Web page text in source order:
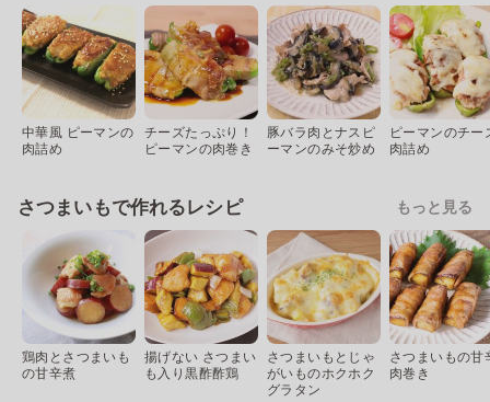
中華風 ピーマンの
肉詰め
チーズたっぷり！
ピーマンの肉巻き
豚バラ肉とナスピ
ーマンのみそ炒め
ピーマンのチー
肉詰め
さつまいもで作れるレシピ もっと見る
鶏肉とさつまいも
の甘辛煮
揚げない さつまい
も入り黒酢酢鶏
さつまいもとじゃ
がいものホクホク
グラタン
さつまいもの甘
肉巻き